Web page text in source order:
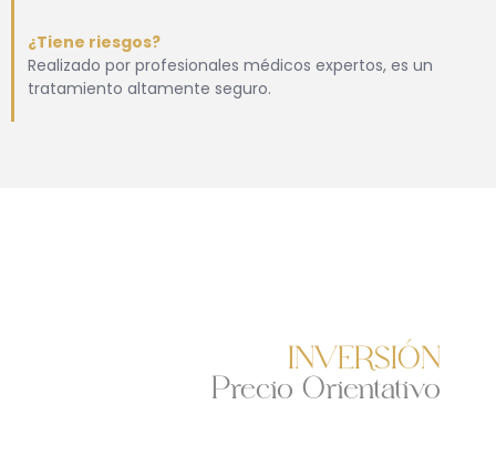
¿Tiene riesgos?
Realizado por profesionales médicos expertos, es un
tratamiento altamente seguro.
INVERSIÓN
Precio Orientativo